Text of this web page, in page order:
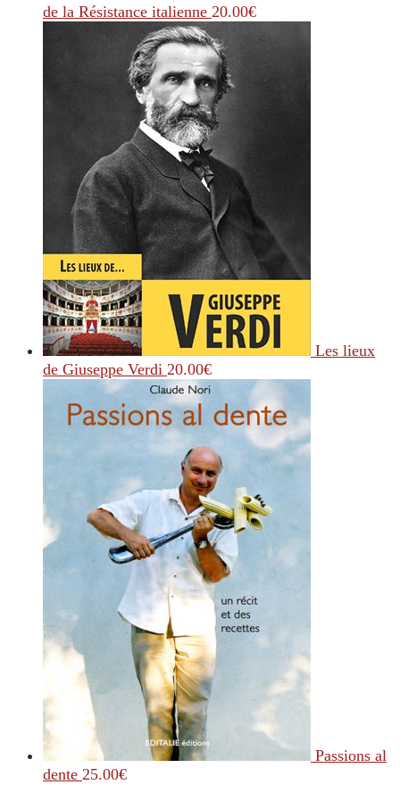
de la Résistance italienne 20.00€
Les lieux
de Giuseppe Verdi 20.00€
Passions al
dente 25.00€